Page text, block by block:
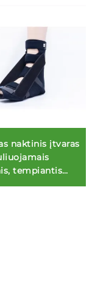
naktinis įtvaras
tempiantis
fasciją